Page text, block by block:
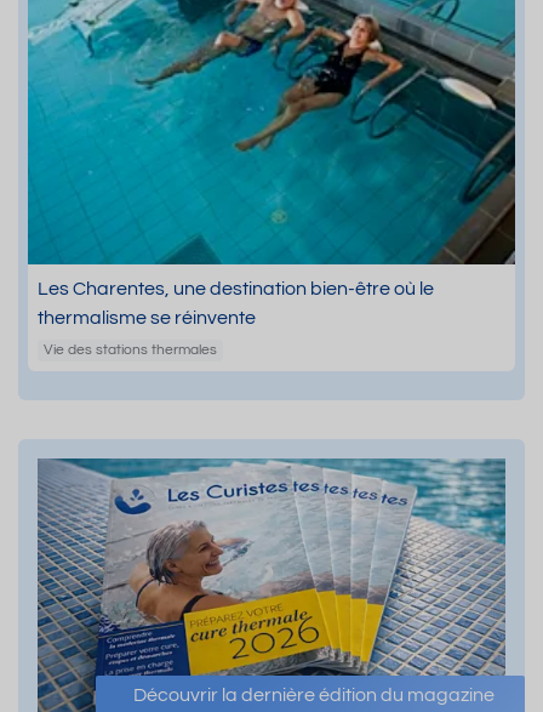
Les Charentes, une destination bien-être où le
thermalisme se réinvente
Vie des stations thermales
Découvrir la dernière édition du magazine